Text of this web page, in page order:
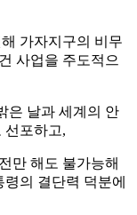
가자지구의 비무
사업을 주도적으
은 날과 세계의 안
선포하고,
만 해도 불가능해
의 결단력 덕분에